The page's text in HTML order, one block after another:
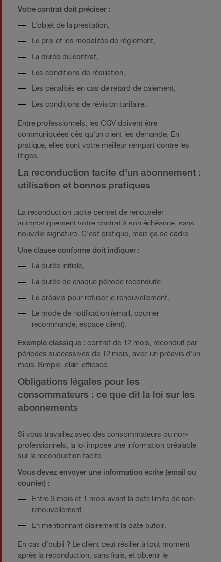
Votre contrat doit préciser :
L'objet de la prestation,
Le prix et les modalités de règlement,
La durée du contrat,
Les conditions de résiliation,
Les pénalités en cas de retard de paiement,
Les conditions de révision tarifaire.
Entre professionnels, les CGV doivent être
communiquées dès qu'un client les demande. En
pratique, elles sont votre meilleur rempart contre les
litiges.
La reconduction tacite d'un abonnement :
utilisation et bonnes pratiques
La reconduction tacite permet de renouveler
automatiquement votre contrat à son échéance, sans
nouvelle signature. C'est pratique, mais ça se cadre.
Une clause conforme doit indiquer :
La durée initiale,
La durée de chaque période reconduite,
Le préavis pour refuser le renouvellement,
Le mode de notification (email, courrier
recommandé, espace client).
Exemple classique : contrat de 12 mois, reconduit par
périodes successives de 12 mois, avec un préavis d'un
mois. Simple, clair, efficace.
Obligations légales pour les
consommateurs : ce que dit la loi sur les
abonnements
Si vous travaillez avec des consommateurs ou non-
professionnels, la loi impose une information préalable
sur la reconduction tacite.
Vous devez envoyer une information écrite (email ou
courrier) :
Entre 3 mois et 1 mois avant la date limite de non-
renouvellement,
En mentionnant clairement la date butoir.
En cas d'oubli ? Le client peut résilier à tout moment
après la reconduction, sans frais, et obtenir le